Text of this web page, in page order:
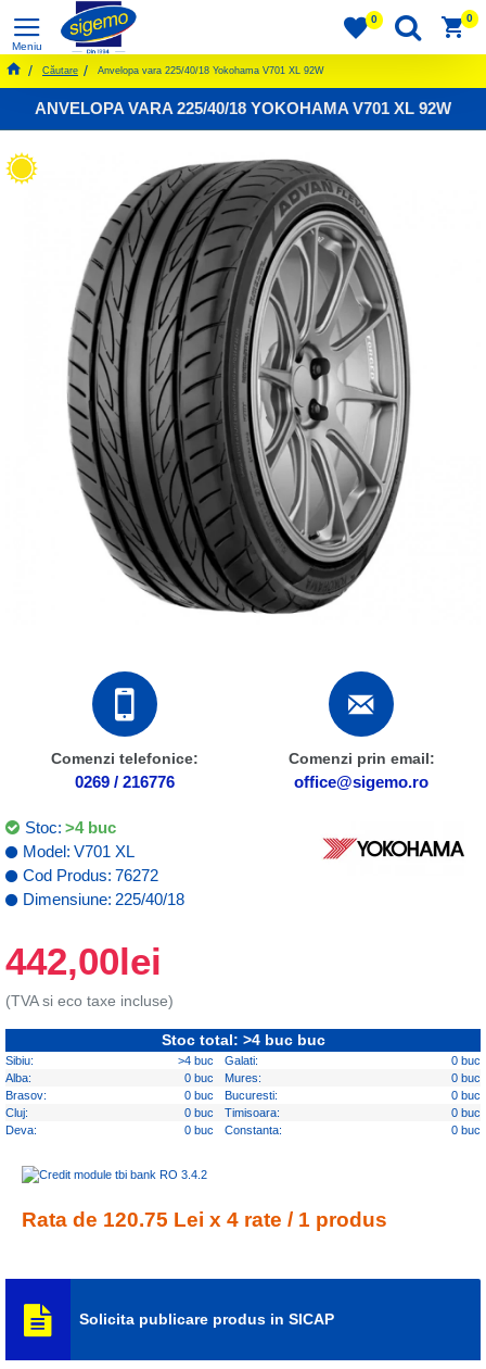
0 0
Căutare Anvelopa vara 225/40/18 Yokohama V701 XL 92W
ANVELOPA VARA 225/40/18 YOKOHAMA V701 XL 92W
Comenzi telefonice:
0269 / 216776
Comenzi prin email:
office@sigemo.ro
442,00lei
(TVA si eco taxe incluse)
Stoc: >4 buc
Model: V701 XL
Cod Produs: 76272
Dimensiune: 225/40/18
Stoc total: >4 buc buc
Sibiu: >4 buc Galati:
0 buc
Alba:
0 buc Mures:
0 buc
Brasov:
0 buc Bucuresti:
0 buc
Cluj:
0 buc Timisoara:
0 buc
Deva:
0 buc Constanta: 0 buc
Rata de 120.75 Lei x 4 rate / 1 produs
Solicita publicare produs in SICAP